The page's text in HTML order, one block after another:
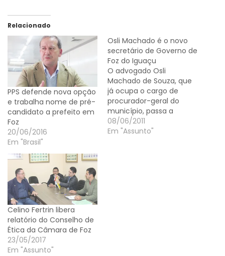
Relacionado
PPS defende nova opção
e trabalha nome de pré-
candidato a prefeito em
Foz
20/06/2016
Em "Brasil"
Osli Machado é o novo
secretário de Governo de
Foz do Iguaçu
O advogado Osli
Machado de Souza, que
já ocupa o cargo de
procurador-geral do
município, passa a
acumular também a
Secretaria de Governo,
08/06/2011
Em "Assunto"
Celino Fertrin libera
relatório do Conselho de
Ética da Câmara de Foz
23/05/2017
Em "Assunto"